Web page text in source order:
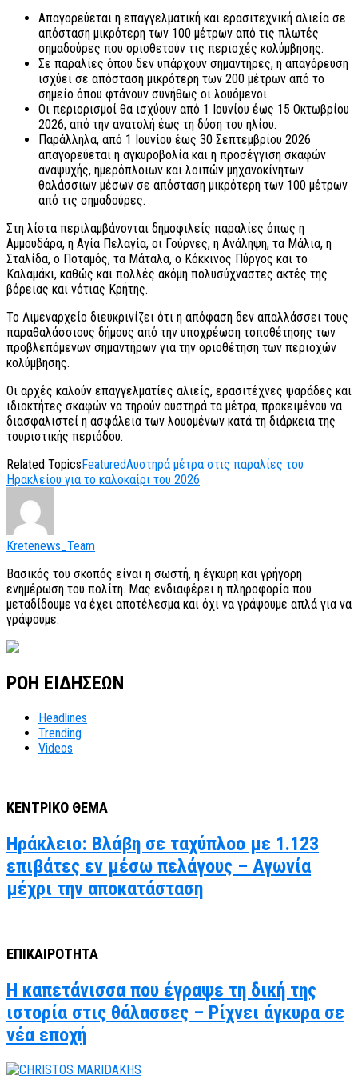
Απαγορεύεται η επαγγελματική και ερασιτεχνική αλιεία σε
απόσταση μικρότερη των 100 μέτρων από τις πλωτές
σημαδούρες που οριοθετούν τις περιοχές κολύμβησης.
Σε παραλίες όπου δεν υπάρχουν σημαντήρες, η απαγόρευση
ισχύει σε απόσταση μικρότερη των 200 μέτρων από το
σημείο όπου φτάνουν συνήθως οι λουόμενοι.
Οι περιορισμοί θα ισχύουν από 1 Ιουνίου έως 15 Οκτωβρίου
2026, από την ανατολή έως τη δύση του ηλίου.
Παράλληλα, από 1 Ιουνίου έως 30 Σεπτεμβρίου 2026
απαγορεύεται η αγκυροβολία και η προσέγγιση σκαφών
αναψυχής, ημερόπλοιων και λοιπών μηχανοκίνητων
θαλάσσιων μέσων σε απόσταση μικρότερη των 100 μέτρων
από τις σημαδούρες.
Στη λίστα περιλαμβάνονται δημοφιλείς παραλίες όπως η
Αμμουδάρα, η Αγία Πελαγία, οι Γούρνες, η Ανάληψη, τα Μάλια, η
Σταλίδα, ο Ποταμός, τα Μάταλα, ο Κόκκινος Πύργος και το
Καλαμάκι, καθώς και πολλές ακόμη πολυσύχναστες ακτές της
βόρειας και νότιας Κρήτης.
Το Λιμεναρχείο διευκρινίζει ότι η απόφαση δεν απαλλάσσει τους
παραθαλάσσιους δήμους από την υποχρέωση τοποθέτησης των
προβλεπόμενων σημαντήρων για την οριοθέτηση των περιοχών
κολύμβησης.
Οι αρχές καλούν επαγγελματίες αλιείς, ερασιτέχνες ψαράδες και
ιδιοκτήτες σκαφών να τηρούν αυστηρά τα μέτρα, προκειμένου να
διασφαλιστεί η ασφάλεια των λουομένων κατά τη διάρκεια της
τουριστικής περιόδου.
Related Topics FeaturedΑυστηρά μέτρα στις παραλίες του
Ηρακλείου για το καλοκαίρι του 2026
Kretenews_Team
Βασικός του σκοπός είναι η σωστή, η έγκυρη και γρήγορη
ενημέρωση του πολίτη. Μας ενδιαφέρει η πληροφορία που
μεταδίδουμε να έχει αποτέλεσμα και όχι να γράψουμε απλά για να
γράψουμε.
ΡΟΗ ΕΙΔΗΣΕΩΝ
Headlines
Trending
Videos
ΚΕΝΤΡΙΚΟ ΘΕΜΑ
Ηράκλειο: Βλάβη σε ταχύπλοο με 1.123
επιβάτες εν μέσω πελάγους – Αγωνία
μέχρι την αποκατάσταση
ΕΠΙΚΑΙΡΟΤΗΤΑ
Η καπετάνισσα που έγραψε τη δική της
ιστορία στις θάλασσες – Ρίχνει άγκυρα σε
νέα εποχή